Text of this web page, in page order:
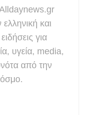
και
για
υγεία, media,
από την